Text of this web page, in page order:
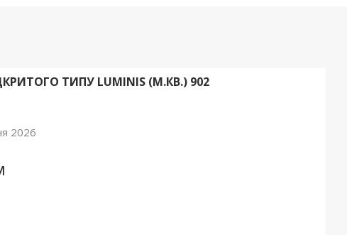
ТИПУ LUMINIS (М.КВ.) 902
2026